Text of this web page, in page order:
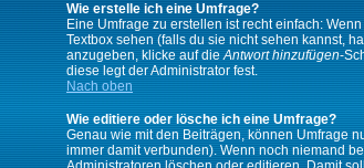
Wie erstelle ich eine Umfrage?
Eine Umfrage zu erstellen ist recht einfach:
Textbox sehen (falls du sie nicht sehen kannst,
anzugeben, klicke auf dieAntwort hinzufügen-
diese legt der Administrator fest.
Nach oben
Wie editiere oder lösche ich eine Umfrage?
Genau wie mit den Beiträgen, können Umfrage
immer damit verbunden). Wenn noch niemand